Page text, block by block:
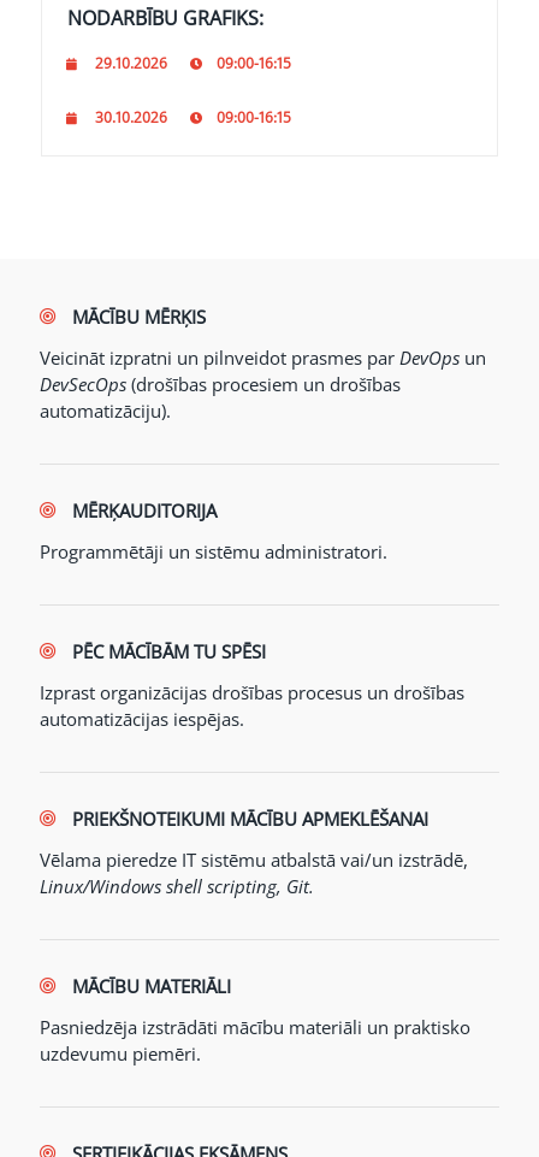
NODARBĪBU GRAFIKS:
29.10.2026 09:00-16:15
30.10.2026 09:00-16:15
MĀCĪBU MĒRĶIS
Veicināt izpratni un pilnveidot prasmes par DevOps un
DevSecOps (drošības procesiem un drošības
automatizāciju).
MĒRĶAUDITORIJA
Programmētāji un sistēmu administratori.
PĒC MĀCĪBĀM TU SPĒSI
Izprast organizācijas drošības procesus un drošības
automatizācijas iespējas.
PRIEKŠNOTEIKUMI MĀCĪBU APMEKLĒŠANAI
Vēlama pieredze IT sistēmu atbalstā vai/un izstrādē,
Linux/Windows shell scripting, Git.
MĀCĪBU MATERIĀLI
Pasniedzēja izstrādāti mācību materiāli un praktisko
uzdevumu piemēri.